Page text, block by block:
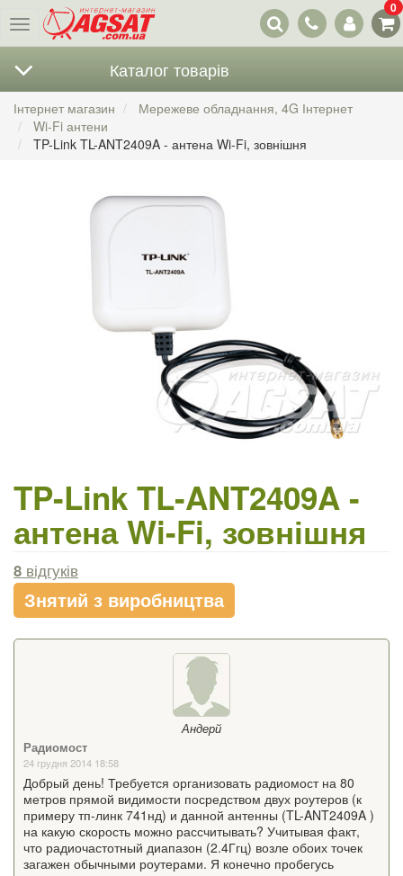
Меню
Наші
контакти
0
Каталог товарів
Інтернет магазин
Мережеве обладнання, 4G Інтернет
Wi-Fi антени
TP-Link TL-ANT2409A - антена Wi-Fi, зовнішня
TP-Link TL-ANT2409A -
антена Wi-Fi, зовнішня
8 відгуків
Знятий з виробництва
Андерй
Радиомост
24 грудня 2014 18:58
Добрый день! Требуется организовать радиомост на 80
метров прямой видимости посредством двух роутеров (к
примеру тп-линк 741нд) и данной антенны (TL-ANT2409A )
на какую скорость можно рассчитывать? Учитывая факт,
что радиочастотный диапазон (2.4Ггц) возле обоих точек
загажен обычными роутерами. Я конечно пробегусь